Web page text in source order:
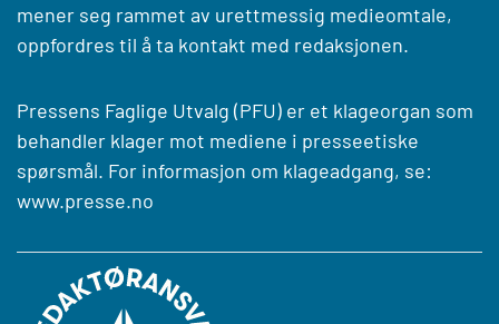
mener seg rammet av urettmessig medieomtale,
oppfordres til å ta kontakt med redaksjonen.
Pressens Faglige Utvalg (PFU) er et klageorgan som
behandler klager mot mediene i presseetiske
spørsmål. For informasjon om klageadgang, se:
www.presse.no